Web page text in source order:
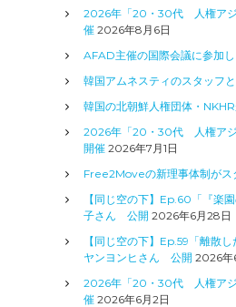
2026年「20・30代 人権アジ
催 2026年8月6日
AFAD主催の国際会議に参加
韓国アムネスティのスタッフ
韓国の北朝鮮人権団体・
2026年「20・30代 人権アジ
開催 2026年7月1日
Free2Moveの新理事体制がス
【同じ空の下】Ep.60「『楽
子さん 公開 2026年6月28日
【同じ空の下】Ep.59「離散
ヤンヨンヒさん 公開 2026年
2026年「20・30代 人権アジ
催 2026年6月2日